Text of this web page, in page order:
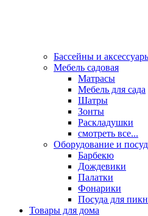
Бассейны и
Мебель садовая
Матрасы
Мебель для сада
Шатры
Зонты
Раскладушки
смотреть все...
Оборудование и
Барбекю
Дождевики
Палатки
Фонарики
Посуда для
Товары для дома